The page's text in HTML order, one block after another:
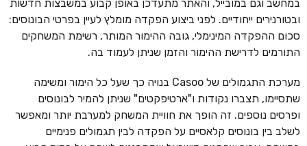
במחשב וגם במובייל, והאתר מתעדכן באופן קבוע במשבצות חדשות
ובטורנירים ייחודיים. לפני ביצוע הפקדה מומלץ לעיין בפרטי הבונוסים:
סכום ההפקדה המינימלי, גובה ההימור המותר, רשימת המשחקים
התורמים לדרישת ההימור והזמן שניתן לעמוד בה.
מערכת התגמולים של Casoo בנויה כך שעל כל הימור ומשימה
שתסיימו, תצברו נקודות ו"ארטיפקטים" שניתן להמיר לבונוסים
ופרסים נוספים. זה הופך את חוויית המשחק למערבת יותר ומאפשר
לשלב בין בונוסים קלאסיים על הפקדה לבין תגמולים פנימיים